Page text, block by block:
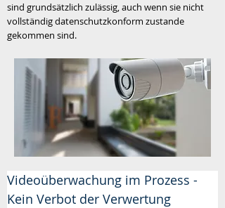
sind grundsätzlich zulässig, auch wenn sie nicht
vollständig datenschutzkonform zustande
gekommen sind.
Videoüberwachung im Prozess -
Kein Verbot der Verwertung